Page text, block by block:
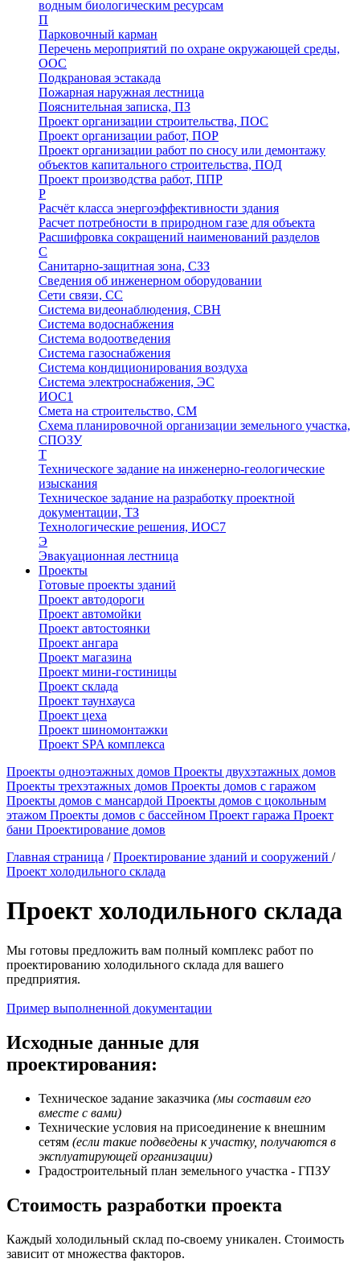
водным биологическим ресурсам
П
Парковочный карман
Перечень мероприятий по охране окружающей среды,
ООС
Подкрановая эстакада
Пожарная наружная лестница
Пояснительная записка, ПЗ
Проект организации строительства, ПОС
Проект организации работ, ПОР
Проект организации работ по сносу или демонтажу
объектов капитального строительства, ПОД
Проект производства работ, ППР
Р
Расчёт класса энергоэффективности здания
Расчет потребности в природном газе для объекта
Расшифровка сокращений наименований разделов
С
Санитарно-защитная зона, СЗЗ
Сведения об инженерном оборудовании
Сети связи, СС
Система видеонаблюдения, СВН
Система водоснабжения
Система водоотведения
Система газоснабжения
Система кондиционирования воздуха
Система электроснабжения, ЭС
ИОС1
Смета на строительство, СМ
Схема планировочной организации земельного участка,
СПОЗУ
Т
Техническоге задание на инженерно-геологические
изыскания
Техническое задание на разработку проектной
документации, ТЗ
Технологические решения, ИОC7
Э
Эвакуационная лестница
Проекты
Готовые проекты зданий
Проект автодороги
Проект автомойки
Проект автостоянки
Проект ангара
Проект магазина
Проект мини-гостиницы
Проект склада
Проект таунхауса
Проект цеха
Проект шиномонтажки
Проект SPA комплекса
Проекты одноэтажных домов Проекты двухэтажных домов
Проекты трехэтажных домов Проекты домов с гаражом
Проекты домов с мансардой Проекты домов с цокольным
этажом Проекты домов с бассейном Проект гаража Проект
бани Проектирование домов
Главная страница / Проектирование зданий и сооружений /
Проект холодильного склада
Проект холодильного склада
Мы готовы предложить вам полный комплекс работ по
проектированию холодильного склада для вашего
предприятия.
Пример выполненной документации
Исходные данные для
проектирования:
Техническое задание заказчика (мы составим его
вместе с вами)
Технические условия на присоединение к внешним
сетям (если такие подведены к участку, получаются в
эксплуатирующей организации)
Градостроительный план земельного участка - ГПЗУ
Стоимость разработки проекта
Каждый холодильный склад по-своему уникален. Стоимость
зависит от множества факторов.